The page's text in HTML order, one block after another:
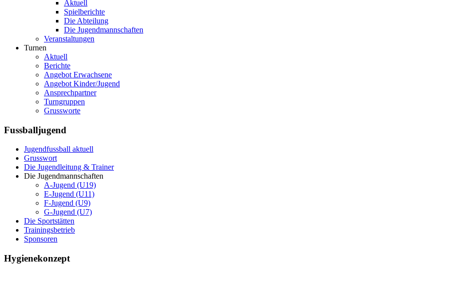
Aktuell
Spielberichte
Die Abteilung
Die Jugendmannschaften
Veranstaltungen
Turnen
Aktuell
Berichte
Angebot Erwachsene
Angebot Kinder/Jugend
Ansprechpartner
Turngruppen
Grussworte
Fussballjugend
Jugendfussball aktuell
Grusswort
Die Jugendleitung & Trainer
Die Jugendmannschaften
A-Jugend (U19)
E-Jugend (U11)
F-Jugend (U9)
G-Jugend (U7)
Die Sportstätten
Trainingsbetrieb
Sponsoren
Hygienekonzept